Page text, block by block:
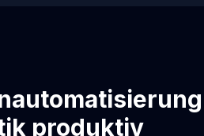
produktiv